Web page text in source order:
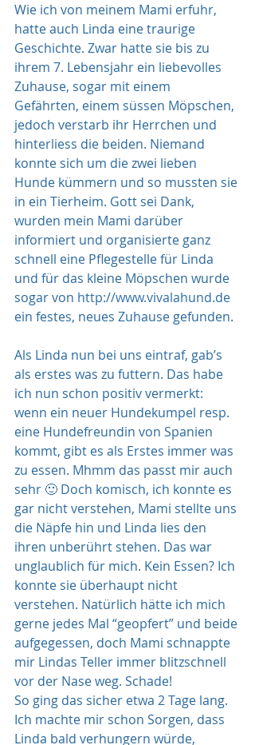
Wie ich von meinem Mami erfuhr,
hatte auch Linda eine traurige
Geschichte. Zwar hatte sie bis zu
ihrem 7. Lebensjahr ein liebevolles
Zuhause, sogar mit einem
Gefährten, einem süssen Möpschen,
jedoch verstarb ihr Herrchen und
hinterliess die beiden. Niemand
konnte sich um die zwei lieben
Hunde kümmern und so mussten sie
in ein Tierheim. Gott sei Dank,
wurden mein Mami darüber
informiert und organisierte ganz
schnell eine Pflegestelle für Linda
und für das kleine Möpschen wurde
sogar von http://www.vivalahund.de
ein festes, neues Zuhause gefunden.
Als Linda nun bei uns eintraf, gab’s
als erstes was zu futtern. Das habe
ich nun schon positiv vermerkt:
wenn ein neuer Hundekumpel resp.
eine Hundefreundin von Spanien
kommt, gibt es als Erstes immer was
zu essen. Mhmm das passt mir auch
sehr 🙂 Doch komisch, ich konnte es
gar nicht verstehen, Mami stellte uns
die Näpfe hin und Linda lies den
ihren unberührt stehen. Das war
unglaublich für mich. Kein Essen? Ich
konnte sie überhaupt nicht
verstehen. Natürlich hätte ich mich
gerne jedes Mal “geopfert” und beide
aufgegessen, doch Mami schnappte
mir Lindas Teller immer blitzschnell
vor der Nase weg. Schade!
So ging das sicher etwa 2 Tage lang.
Ich machte mir schon Sorgen, dass
Linda bald verhungern würde,